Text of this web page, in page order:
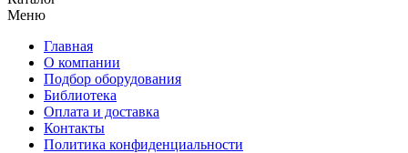
Меню
Главная
О компании
Подбор оборудования
Библиотека
Оплата и доставка
Контакты
Политика конфиденциальности